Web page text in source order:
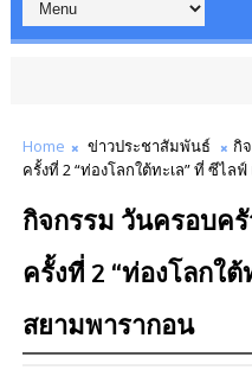
Home ข่าวประชาสัมพันธ์
กิ
ครั้งที่ 2 “ท่องโลกใต้ทะเล” ที่ ซีไ
กิจกรรม วันครอบครั
ครั้งที่ 2 “ท่องโลกใ
สยามพารากอน